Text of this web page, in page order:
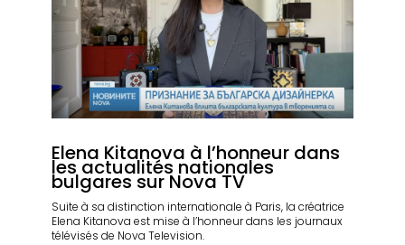
Elena Kitanova à l’honneur dans
les actualités nationales
bulgares sur Nova TV
Suite à sa distinction internationale à Paris, la créatrice
Elena Kitanova est mise à l’honneur dans les journaux
télévisés de Nova Television.